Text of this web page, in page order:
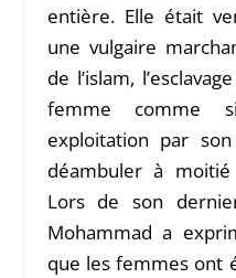
entière. Elle était
une vulgaire
de l’islam,
femme comme
exploitation par
déambuler à
Lors de son
Mohammad a
que les femmes ont